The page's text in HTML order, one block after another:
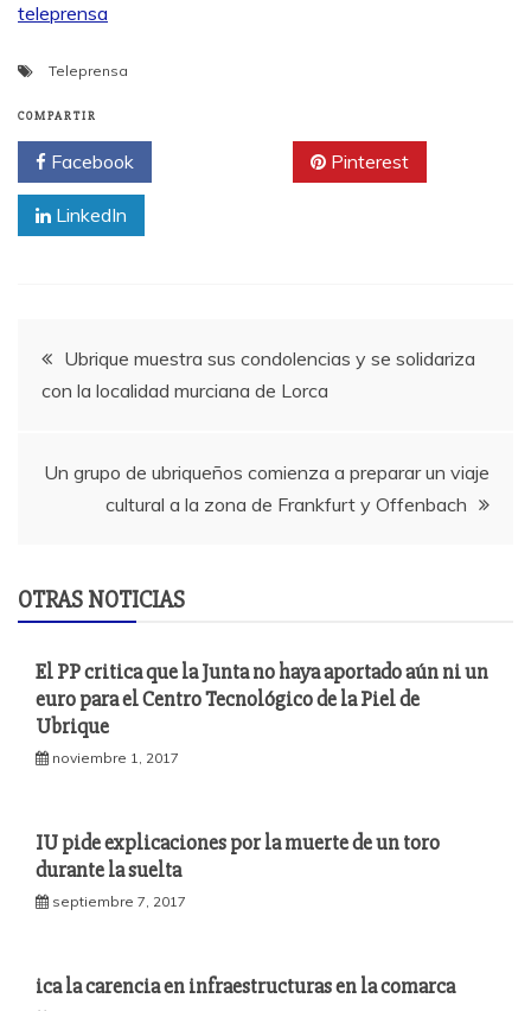
teleprensa
Teleprensa
COMPARTIR
Facebook Pinterest
LinkedIn
Navegación
de
entradas
Ubrique muestra sus condolencias y se solidariza
con la localidad murciana de Lorca
Un grupo de ubriqueños comienza a preparar un viaje
cultural a la zona de Frankfurt y Offenbach
OTRAS NOTICIAS
El PP critica que la Junta no haya aportado aún ni un
euro para el Centro Tecnológico de la Piel de
Ubrique
noviembre 1, 2017
IU pide explicaciones por la muerte de un toro
durante la suelta
septiembre 7, 2017
ica la carencia en infraestructuras en la comarca